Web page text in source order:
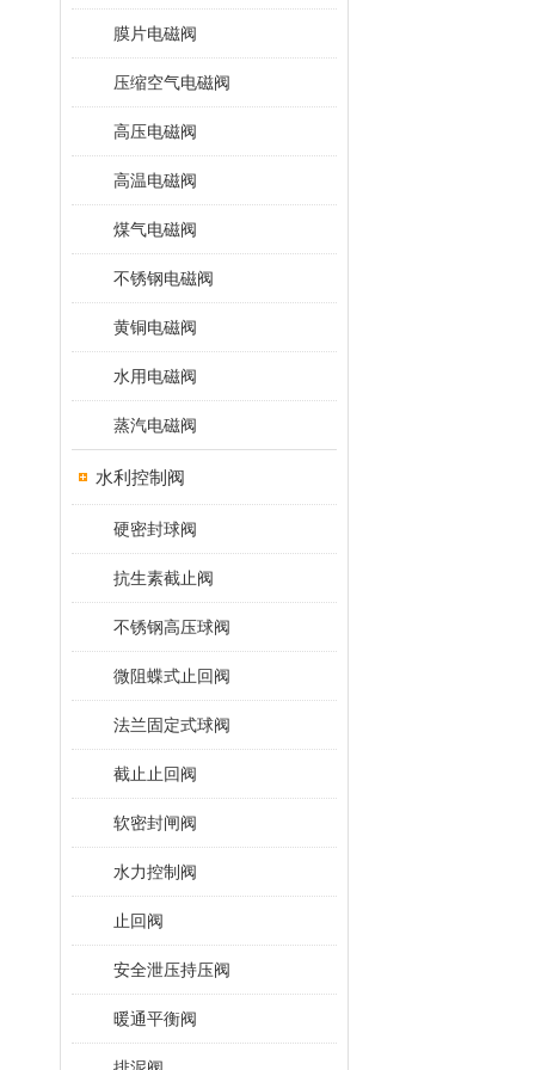
膜片电磁阀
压缩空气电磁阀
高压电磁阀
高温电磁阀
煤气电磁阀
不锈钢电磁阀
黄铜电磁阀
水用电磁阀
蒸汽电磁阀
水利控制阀
硬密封球阀
抗生素截止阀
不锈钢高压球阀
微阻蝶式止回阀
法兰固定式球阀
截止止回阀
软密封闸阀
水力控制阀
止回阀
安全泄压持压阀
暖通平衡阀